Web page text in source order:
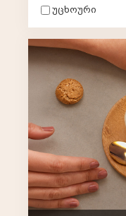
უცხოური